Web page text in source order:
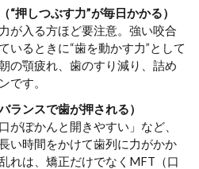
“押しつぶす力”が毎日かかる）
が入る方ほど要注意。強い咬合
いるときに“歯を動かす力”として
の顎疲れ、歯のすり減り、詰め
です。
ランスで歯が押される）
がぽかんと開きやすい」など、
い時間をかけて歯列に力がかか
れは、矯正だけでなくMFT（口